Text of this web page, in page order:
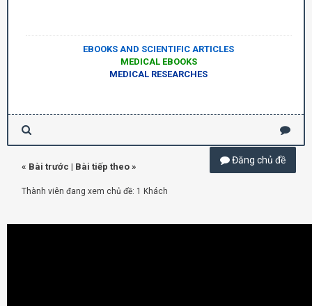
EBOOKS AND SCIENTIFIC ARTICLES
MEDICAL EBOOKS
MEDICAL RESEARCHES
Đăng chủ đề
« Bài trước | Bài tiếp theo »
Thành viên đang xem chủ đề: 1 Khách